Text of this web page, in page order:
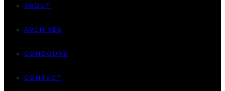
ABOUT
ARCHIVES
CONCOURS
CONTACT